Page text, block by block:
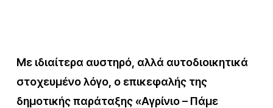
Με ιδιαίτερα αυστηρό, αλλά αυτοδιοικητικά
στοχευμένο λόγο, ο επικεφαλής της
δημοτικής παράταξης «Αγρίνιο – Πάμε